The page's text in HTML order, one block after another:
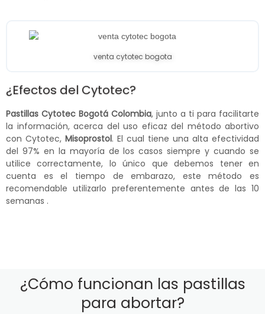
venta cytotec bogota
¿Efectos del Cytotec?
Pastillas Cytotec Bogotá Colombia, junto a ti para facilitarte
la información, acerca del uso eficaz del método abortivo
con Cytotec, Misoprostol. El cual tiene una alta efectividad
del 97% en la mayoría de los casos siempre y cuando se
utilice correctamente, lo único que debemos tener en
cuenta es el tiempo de embarazo, este método es
recomendable utilizarlo preferentemente antes de las 10
semanas .
¿Cómo funcionan las pastillas
para abortar?